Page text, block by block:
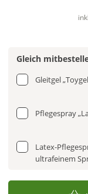
Gleich
Gleitgel
Pflegespray
Latex-
ultrafeinem